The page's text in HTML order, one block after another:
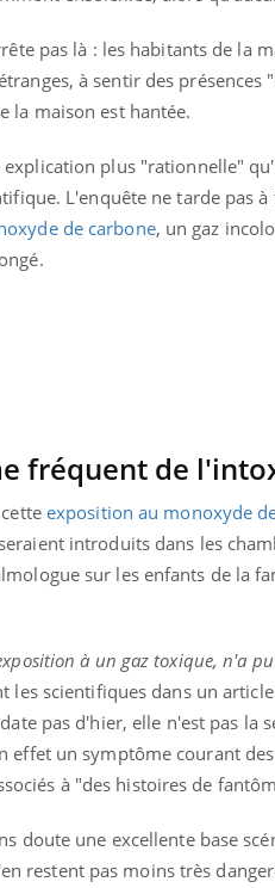
pas là : les habitants de la
à sentir des
la maison est hantée.
plus "rationnelle"
L'enquête ne tarde pas
de carbone, un gaz
fréquent de
exposition au monoxyde
introduits dans les
sur les enfants de la
à un gaz toxique, n'a
les scientifiques dans un
pas d'hier, elle n'est pas la
effet un symptôme courant
à "des histoires de
doute une excellente base
restent pas moins très
les
soignants.
préparer pour
rythme de vie !
soleil, activités en
sont ...